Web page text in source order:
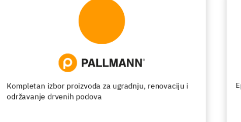
Epoksidni podovi - strast za dizajn